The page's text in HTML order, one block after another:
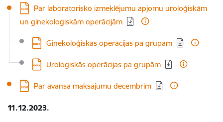
Lejupielādēt:
Par laboratorisko izmeklējumu apjomu uroloģiskām
un ginekoloģiskām operācijām
Lejupielādēt:
Ginekoloģiskās operācijas pa grupām
Lejupielādēt:
Uroloģiskās operācijas pa grupām
Lejupielādēt:
Par avansa maksājumu decembrim
11.12.2023.